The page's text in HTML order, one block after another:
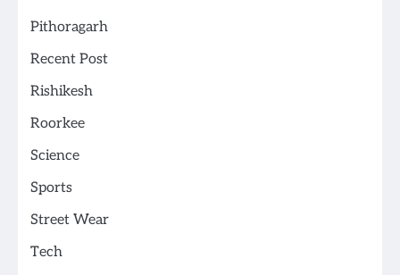
Pithoragarh
Recent Post
Rishikesh
Roorkee
Science
Sports
Street Wear
Tech